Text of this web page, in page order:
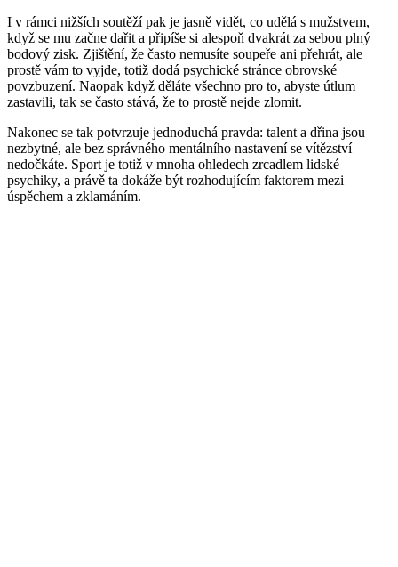
I v rámci nižších soutěží pak je jasně vidět, co udělá s mužstvem,
když se mu začne dařit a připíše si alespoň dvakrát za sebou plný
bodový zisk. Zjištění, že často nemusíte soupeře ani přehrát, ale
prostě vám to vyjde, totiž dodá psychické stránce obrovské
povzbuzení. Naopak když děláte všechno pro to, abyste útlum
zastavili, tak se často stává, že to prostě nejde zlomit.
Nakonec se tak potvrzuje jednoduchá pravda: talent a dřina jsou
nezbytné, ale bez správného mentálního nastavení se vítězství
nedočkáte. Sport je totiž v mnoha ohledech zrcadlem lidské
psychiky, a právě ta dokáže být rozhodujícím faktorem mezi
úspěchem a zklamáním.